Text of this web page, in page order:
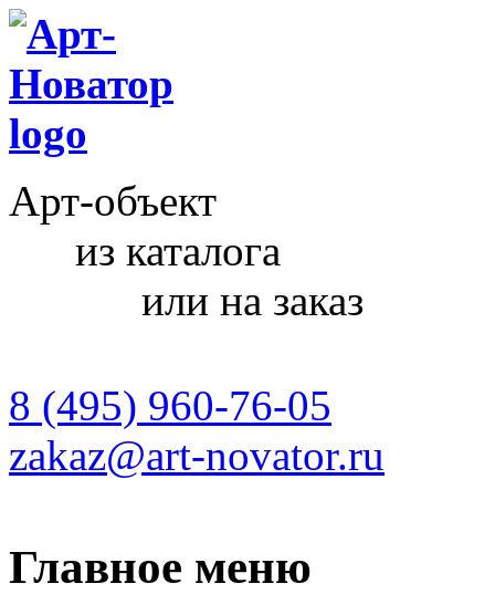
Арт-объект
из каталога
или на заказ
8 (495) 960-76-05
zakaz@art-novator.ru
Главное меню